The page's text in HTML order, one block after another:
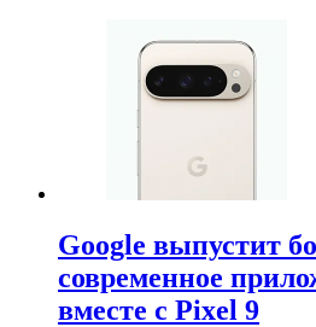
Google выпустит
современное
вместе с Pixel 9